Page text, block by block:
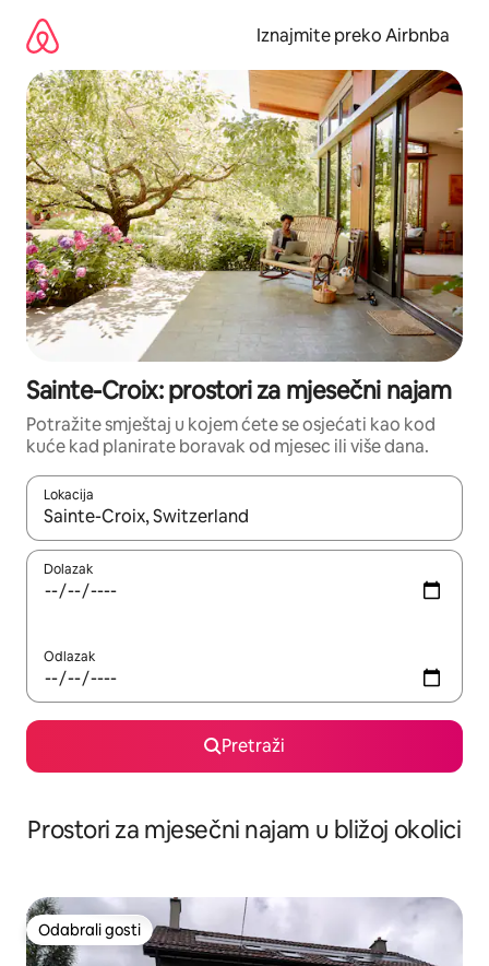
sadržaj
Iznajmite preko Airbnba
Sainte-Croix: prostori za mjesečni najam
Potražite smještaj u kojem ćete se osjećati kao kod
kuće kad planirate boravak od mjesec ili više dana.
Lokacija
Kada budu dostupni rezultati, moći ćete ih pregledati
Dolazak
Odlazak
Pretraži
Prostori za mjesečni najam u bližoj okolici
Odabrali gosti
Odabrali gosti